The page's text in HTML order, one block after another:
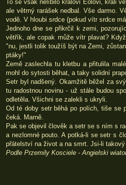
To se však nelíbilo královi Eolovi, králi
ale větrný rarášek nedbal. Vše darmo.
vodě. V hloubi srdce (pokud vítr srdce
Jednoho dne se přikrčil k zemi,
větřík, ale copak může vítr plavat?
"nu, jestli tolik toužíš být na Zemi,
ptáky!"
Země zaslechla tu kletbu a přitulila
mohl do sytosti běhat, a taky solidní
Setr byl nadšený. Okamžitě běžel za
tu radostnou novinu - už stále budou
odletěla. Všichni se zalekli s ukryli.
Od té doby setr běhá po polích, tiše se
čeká. Marně.
Pak se objevil člověk a setr se s ním s
a nezlomné pouto. A potká-li se setr s
přátelství na život a na smrt. Jsi-li
Podle Przemily Kosciele - Angielski